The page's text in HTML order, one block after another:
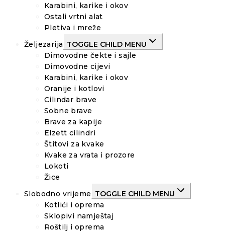
Karabini, karike i okov
Ostali vrtni alat
Pletiva i mreže
Željezarija TOGGLE CHILD MENU
Dimovodne čekte i sajle
Dimovodne cijevi
Karabini, karike i okov
Oranije i kotlovi
Cilindar brave
Sobne brave
Brave za kapije
Elzett cilindri
Štitovi za kvake
Kvake za vrata i prozore
Lokoti
Žice
Slobodno vrijeme TOGGLE CHILD MENU
Kotlići i oprema
Sklopivi namještaj
Roštilj i oprema